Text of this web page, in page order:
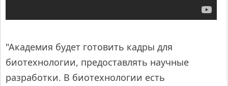
"Академия будет готовить кадры для
биотехнологии, предоставлять научные
разработки. В биотехнологии есть